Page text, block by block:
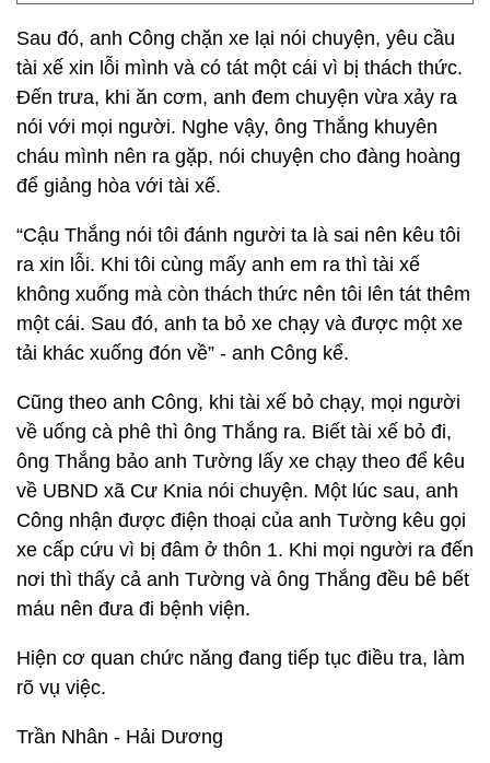
Sau đó, anh Công chặn xe lại nói chuyện, yêu cầu
tài xế xin lỗi mình và có tát một cái vì bị thách thức.
Đến trưa, khi ăn cơm, anh đem chuyện vừa xảy ra
nói với mọi người. Nghe vậy, ông Thắng khuyên
cháu mình nên ra gặp, nói chuyện cho đàng hoàng
để giảng hòa với tài xế.
“Cậu Thắng nói tôi đánh người ta là sai nên kêu tôi
ra xin lỗi. Khi tôi cùng mấy anh em ra thì tài xế
không xuống mà còn thách thức nên tôi lên tát thêm
một cái. Sau đó, anh ta bỏ xe chạy và được một xe
tải khác xuống đón về” - anh Công kể.
Cũng theo anh Công, khi tài xế bỏ chạy, mọi người
về uống cà phê thì ông Thắng ra. Biết tài xế bỏ đi,
ông Thắng bảo anh Tường lấy xe chạy theo để kêu
về UBND xã Cư Knia nói chuyện. Một lúc sau, anh
Công nhận được điện thoại của anh Tường kêu gọi
xe cấp cứu vì bị đâm ở thôn 1. Khi mọi người ra đến
nơi thì thấy cả anh Tường và ông Thắng đều bê bết
máu nên đưa đi bệnh viện.
Hiện cơ quan chức năng đang tiếp tục điều tra, làm
rõ vụ việc.
Trần Nhân - Hải Dương